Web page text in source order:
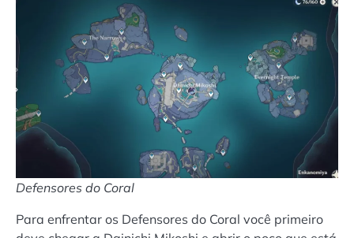
Defensores do Coral
Para enfrentar os Defensores do Coral você primeiro